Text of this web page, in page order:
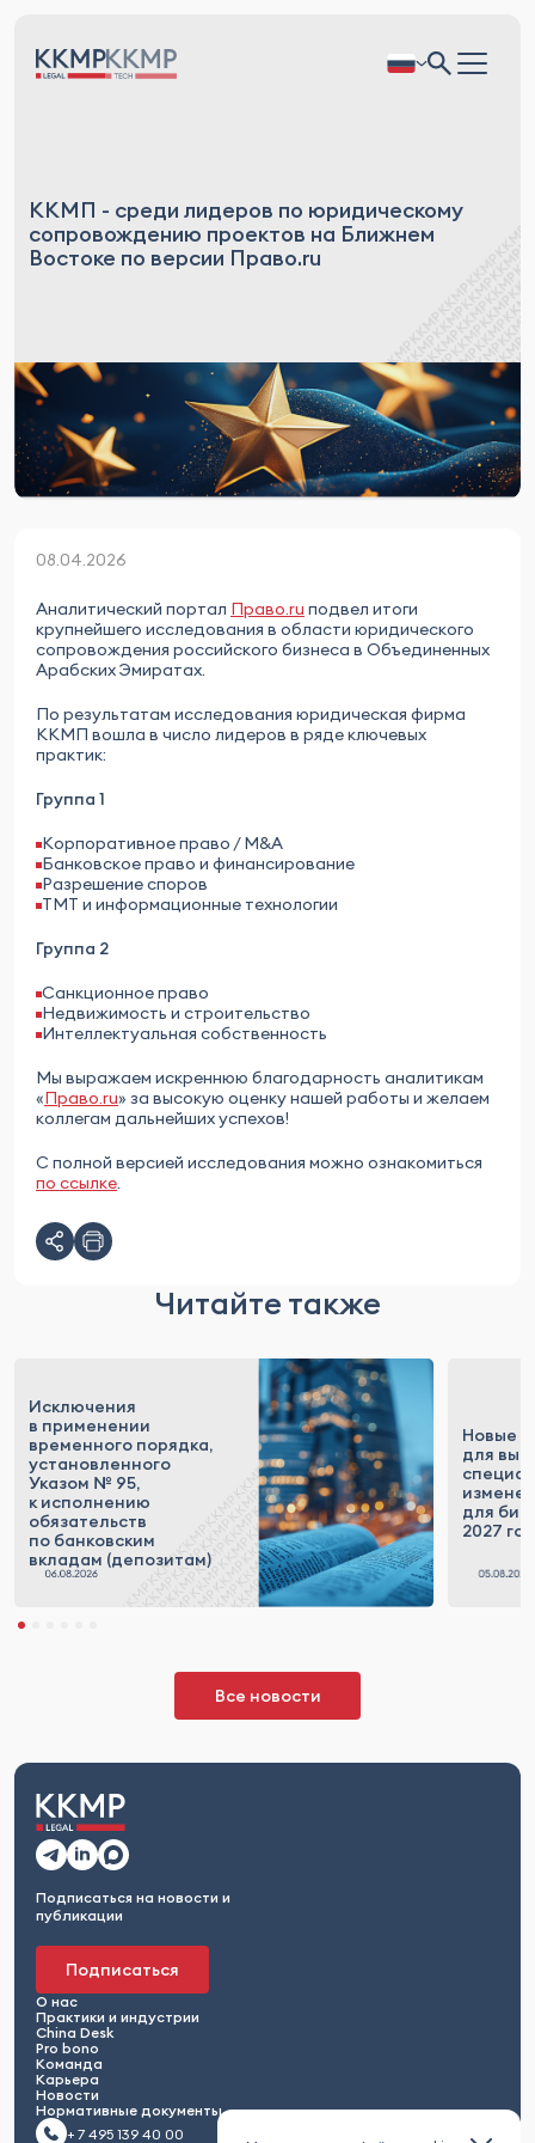
ККМП - среди лидеров по юридическому
сопровождению проектов на Ближнем
Востоке по версии Право.ru
08.04.2026
Аналитический портал Право.ru подвел итоги
крупнейшего исследования в области юридического
сопровождения российского бизнеса в Объединенных
Арабских Эмиратах.
По результатам исследования юридическая фирма
ККМП вошла в число лидеров в ряде ключевых
практик:
Группа 1
Корпоративное право / M&A
Банковское право и финансирование
Разрешение споров
ТМТ и информационные технологии
Группа 2
Санкционное право
Недвижимость и строительство
Интеллектуальная собственность
Мы выражаем искреннюю благодарность аналитикам
«Право.ru» за высокую оценку нашей работы и желаем
коллегам дальнейших успехов!
С полной версией исследования можно ознакомиться
по ссылке.
Читайте также
Исключения
в применении
временного порядка,
установленного
Указом № 95,
к исполнению
обязательств
по банковским
вкладам (депозитам)
Новые
для
для
2027
Все новости
Подписаться на новости и
публикации
Подписаться
О нас
Практики и индустрии
China Desk
Pro bono
Команда
Карьера
Новости
Нормативные документы
+ 7 495 139 40 00